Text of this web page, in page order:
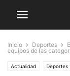
Inicio Deportes
equipos de las
Actualidad Deportes